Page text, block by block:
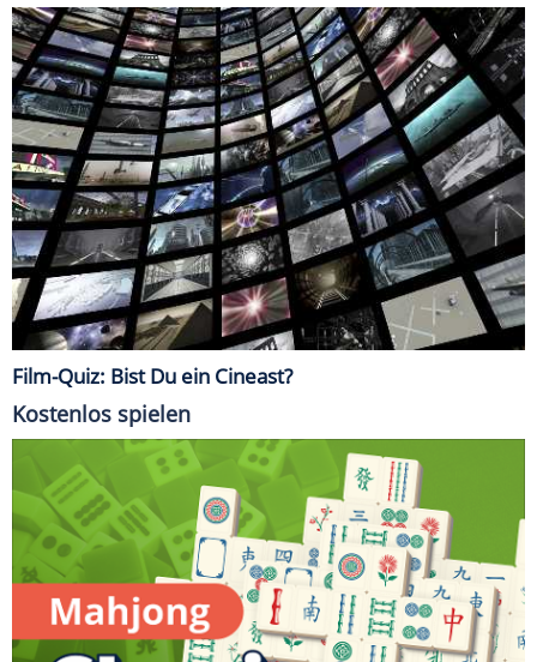
Film-Quiz: Bist Du ein Cineast?
Kostenlos spielen